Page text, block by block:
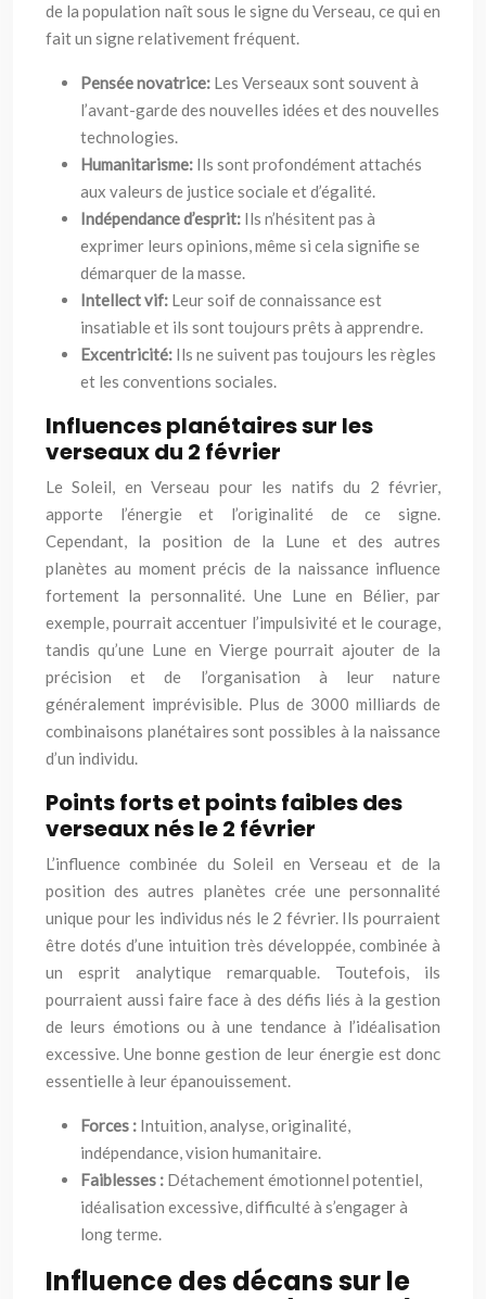
de la population naît sous le signe du Verseau, ce qui en
fait un signe relativement fréquent.
Pensée novatrice: Les Verseaux sont souvent à
l’avant-garde des nouvelles idées et des nouvelles
technologies.
Humanitarisme: Ils sont profondément attachés
aux valeurs de justice sociale et d’égalité.
Indépendance d’esprit: Ils n’hésitent pas à
exprimer leurs opinions, même si cela signifie se
démarquer de la masse.
Intellect vif: Leur soif de connaissance est
insatiable et ils sont toujours prêts à apprendre.
Excentricité: Ils ne suivent pas toujours les règles
et les conventions sociales.
Influences planétaires sur les
verseaux du 2 février
Le Soleil, en Verseau pour les natifs du 2 février,
apporte l’énergie et l’originalité de ce signe.
Cependant, la position de la Lune et des autres
planètes au moment précis de la naissance influence
fortement la personnalité. Une Lune en Bélier, par
exemple, pourrait accentuer l’impulsivité et le courage,
tandis qu’une Lune en Vierge pourrait ajouter de la
précision et de l’organisation à leur nature
généralement imprévisible. Plus de 3000 milliards de
combinaisons planétaires sont possibles à la naissance
d’un individu.
Points forts et points faibles des
verseaux nés le 2 février
L’influence combinée du Soleil en Verseau et de la
position des autres planètes crée une personnalité
unique pour les individus nés le 2 février. Ils pourraient
être dotés d’une intuition très développée, combinée à
un esprit analytique remarquable. Toutefois, ils
pourraient aussi faire face à des défis liés à la gestion
de leurs émotions ou à une tendance à l’idéalisation
excessive. Une bonne gestion de leur énergie est donc
essentielle à leur épanouissement.
Forces : Intuition, analyse, originalité,
indépendance, vision humanitaire.
Faiblesses : Détachement émotionnel potentiel,
idéalisation excessive, difficulté à s’engager à
long terme.
Influence des décans sur le